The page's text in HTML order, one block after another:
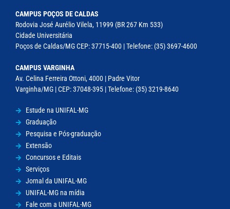
CAMPUS POÇOS DE CALDAS
Rodovia José Aurélio Vilela, 11999 (BR 267 Km 533)
Cidade Universitária
Poços de Caldas/MG CEP: 37715-400 | Telefone: (35) 3697-4600
CAMPUS VARGINHA
Av. Celina Ferreira Ottoni, 4000 | Padre Vitor
Varginha/MG | CEP: 37048-395 | Telefone: (35) 3219-8640
Estude na UNIFAL-MG
Graduação
Pesquisa e Pós-graduação
Extensão
Concursos e Editais
Serviços
Jornal da UNIFAL-MG
UNIFAL-MG na mídia
Fale com a UNIFAL-MG